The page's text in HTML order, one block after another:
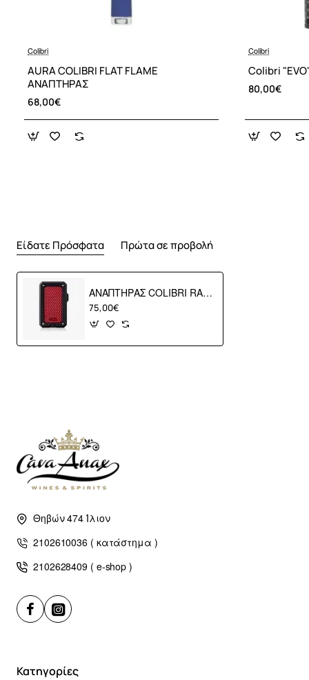
Colibri
AURA COLIBRI FLAT FLAME
ΑΝΑΠΤΗΡΑΣ
68,00€
Colibri
80,00€
Είδατε Πρόσφατα Πρώτα σε προβολή
ΑΝΑΠΤΗΡΑΣ COLIBRI RALLY BLACK RED
75,00€
Θηβών 474 Ίλιον
2102610036 ( κατάστημα )
2102628409 ( e-shop )
Κατηγορίες